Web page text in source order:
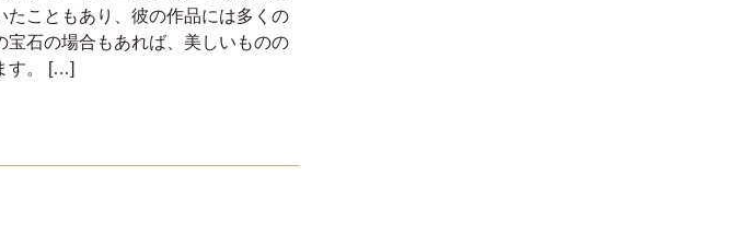
たこともあり、彼の作品には多くの
石の場合もあれば、美しいものの
す。 […]